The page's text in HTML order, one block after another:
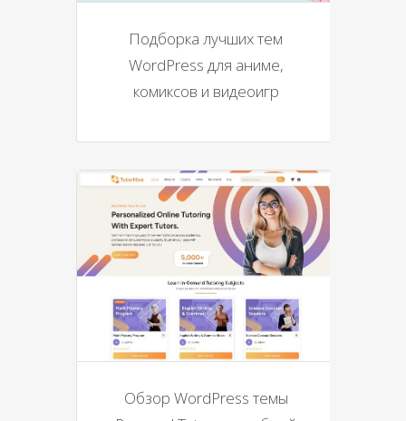
Подборка лучших тем
WordPress для аниме,
комиксов и видеоигр
Обзор WordPress темы